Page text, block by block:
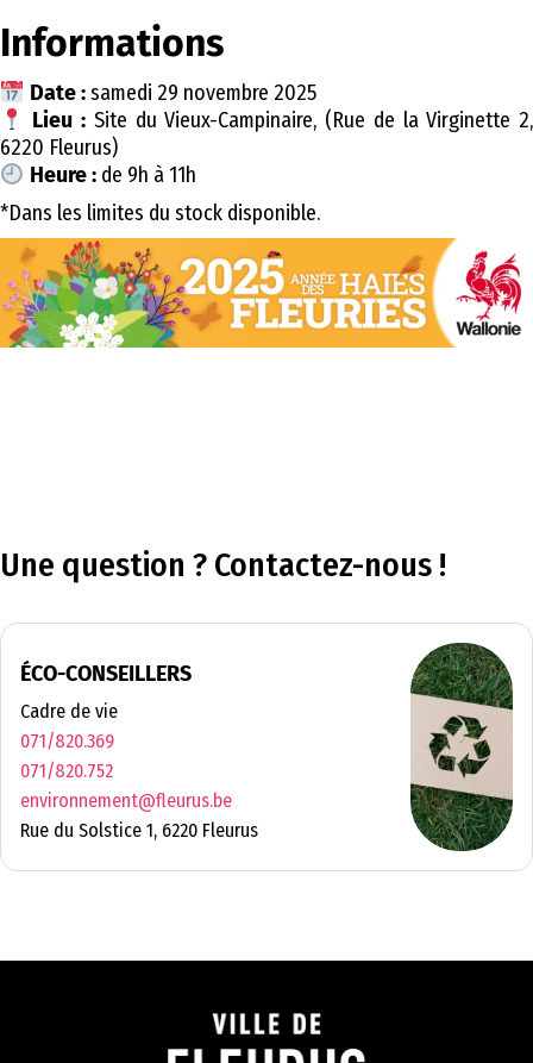
Informations
Date :samedi 29 novembre 2025
Lieu : Site du Vieux-Campinaire, (Rue de la Virginette 2,
6220 Fleurus)
Heure :de 9h à 11h
*Dans les limites du stock disponible.
Une question ? Contactez-nous !
ÉCO-CONSEILLERS
Cadre de vie
071/820.369
071/820.752
environnement@fleurus.be
Rue du Solstice 1, 6220 Fleurus